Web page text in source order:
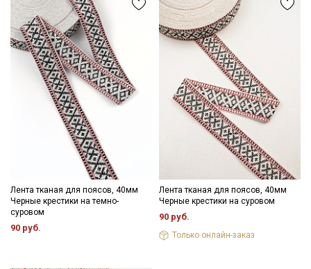
Лента тканая для поясов, 40мм
Черные крестики на темно-
суровом
90 руб.
Лента тканая для поясов, 40мм
Черные крестики на суровом
90 руб.
Только онлайн-заказ
промокоды и скидки до 30% на узкие
категории тканей
Электронная почта
Ознакомлен(а) сПолитикой обработки персональных
и даюСогласие на обработку персональных
данных
Даю
Согласие на получение рекламных и